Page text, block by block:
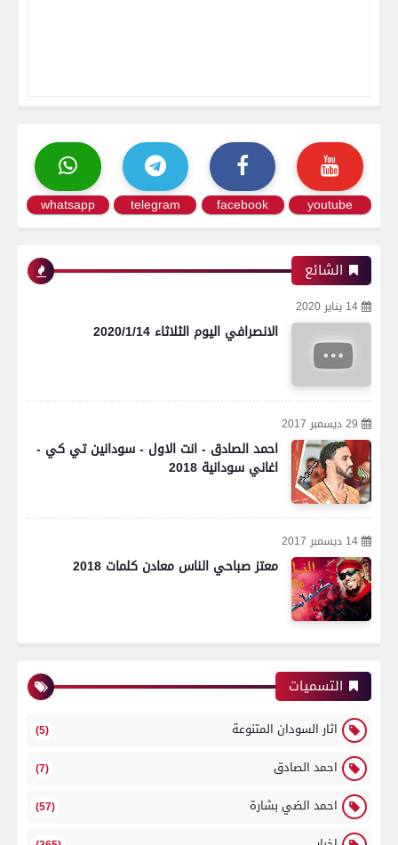
youtube
facebook
telegram
whatsapp
الشائع
14 يناير 2020
الانصرافي اليوم الثلاثاء 2020/1/14
29 ديسمبر 2017
احمد الصادق - انت الاول - سودانين تي كي -
اغاني سودانية 2018
14 ديسمبر 2017
معتز صباحي الناس معادن كلمات 2018
التسميات
اثار السودان المتنوعة (5)
احمد الصادق (7)
احمد الضي بشارة (57)